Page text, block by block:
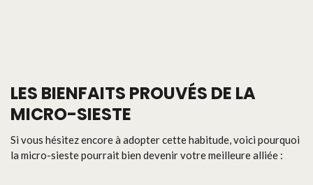
LES BIENFAITS PROUVÉS DE LA
MICRO-SIESTE
Si vous hésitez encore à adopter cette habitude, voici pourquoi
la micro-sieste pourrait bien devenir votre meilleure alliée :